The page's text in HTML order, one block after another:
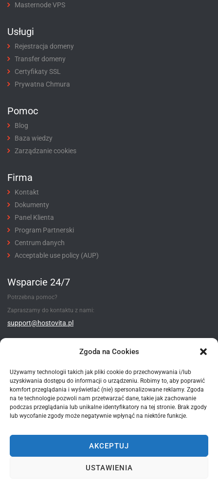
Zgoda na Cookies
Używamy technologii takich jak pliki cookie do przechowywania i/lub
uzyskiwania dostępu do informacji o urządzeniu. Robimy to, aby poprawić
komfort przeglądania i wyświetlać (nie) spersonalizowane reklamy. Zgoda
na te technologie pozwoli nam przetwarzać dane, takie jak zachowanie
podczas przeglądania lub unikalne identyfikatory na tej stronie. Brak zgody
lub wycofanie zgody może negatywnie wpłynąć na niektóre funkcje.
AKCEPTUJ
USTAWIENIA
Masternode VPS
Usługi
Rejestracja domeny
Transfer domeny
Certyfikaty SSL
Prywatna Chmura
Pomoc
Blog
Baza wiedzy
Zarządzanie cookies
Firma
Kontakt
Dokumenty
Panel Klienta
Program Partnerski
Centrum danych
Acceptable use policy (AUP)
Wsparcie 24/7
Potrzebna pomoc?
Zapraszamy do kontaktu z nami:
support@hostovita.pl
Metody płatności
*wszystkie podane ceny - są cenami brutto zawierające 23% VAT